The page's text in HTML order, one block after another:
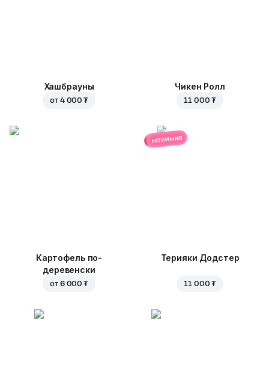
Хашбрауны
от 4 000 ₮
Чикен Ролл
11 000 ₮
Картофель по-
деревенски
от 6 000 ₮
новинка
Терияки Додстер
11 000 ₮